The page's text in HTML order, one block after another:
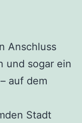
Anschluss
und sogar ein
auf dem
Stadt